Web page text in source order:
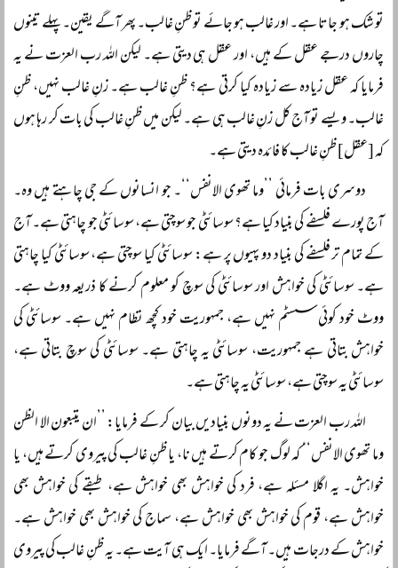
تو شک ہو جاتا ہے۔ اور غالب ہو جائے تو ظنِ غالب۔ پھر آگے یقین۔ پہلے تینوں
چاروں درجے عقل کے ہیں، اور عقل ہی دیتی ہے۔ لیکن اللہ رب العزت نے یہ
فرمایا کہ عقل زیادہ سے زیادہ کیا کرتی ہے؟ ظنِ غالب ہے۔ زنِ غالب نہیں، ظنِ
غالب۔ ویسے تو آج کل زنِ غالب ہی ہے۔ لیکن میں ظنِ غالب کی بات کر رہا ہوں
کہ [عقل] ظنِ غالب کا فائدہ دیتی ہے۔
دوسری بات فرمائی ’’وما تھوی الانفس‘‘۔ جو انسانوں کے جی چاہتے ہیں وہ۔
آج پورے فلسفے کی بنیاد کیا ہے؟ سوسائٹی جو سوچتی ہے، سوسائٹی جو چاہتی ہے۔ آج
کے تمام تر فلسفے کی بنیاد دو پہیوں پر ہے: سوسائٹی کیا سوچتی ہے، سوسائٹی کیا چاہتی
ہے۔ سوسائٹی کی خواہش اور سوسائٹی کی سوچ کو معلوم کرنے کا ذریعہ ووٹ ہے۔
ووٹ خود کوئی سسٹم نہیں ہے، جمہوریت خود کچھ نظام نہیں ہے۔ سوسائٹی کی
خواہش بتاتی ہے جمہوریت، سوسائٹی یہ چاہتی ہے۔ سوسائٹی کی سوچ بتاتی ہے،
سوسائٹی یہ سوچتی ہے، سوسائٹی یہ چاہتی ہے۔
اللہ رب العزت نے یہ دونوں بنیادیں بیان کر کے فرمایا: ’’ان یتبعون الا الظن
وما تھوی الانفس‘‘ کہ لوگ جو کام کرتے ہیں نا، یا ظنِ غالب کی پیروی کرتے ہیں، یا
خواہش۔ یہ اگلا مسئلہ ہے، فرد کی خواہش بھی خواہش ہے، طبقے کی خواہش بھی
خواہش ہے، قوم کی خواہش بھی خواہش ہے، سماج کی خواہش بھی خواہش ہے۔
خواہش کے درجات ہیں۔ آگے فرمایا۔ ایک ہی آیت ہے۔ یہ ظنِ غالب کی پیروی